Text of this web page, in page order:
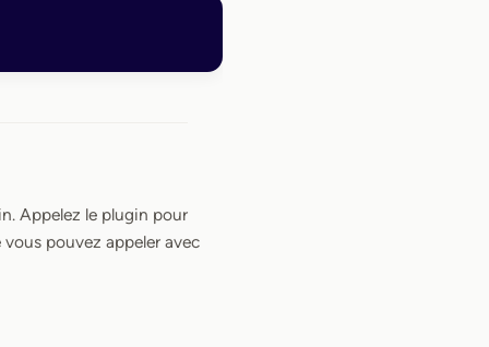
Appelez le plugin pour
pouvez appeler avec